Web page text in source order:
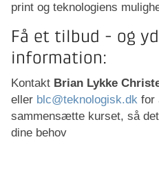
print og teknologiens
Få et tilbud - og
information:
Kontakt Brian Lykke
eller blc@teknologisk.dk for
sammensætte kurset, så
dine behov